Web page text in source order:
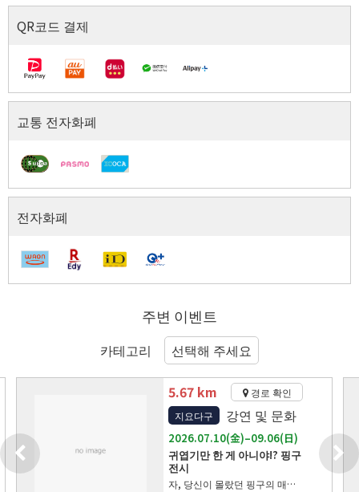
QR코드 결제
교통 전자화폐
전자화폐
주변 이벤트
카테고리
5.67 km
경로 확인
지요다구
강연 및 문화
2026.07.10(金)–09.06(日)
귀엽기만 한 게 아니야!? 핑구
전시
자, 당신이 몰랐던 핑구의 매력을 만나러 가요! YURAKUCHO MUSEUM에서 ‘귀엽기만 한 게 아니라고!? 핑구전’이 개최됩니다. 전 세계가 사랑하는 클레이 애니메이션 ‘핑구’의 매력을 소중한 자료와 체험형 전시를 통해 즐길 수 있는 전시입니다. ‘핑구’는 스위스의 영화감독 Otmar Gutmann가 1980년에 클레이 애니메이션으로 탄생시킨 작품입니다. 펭귄 소년 핑구와 친구들이 펼치는 따뜻하고 유머러스한 이야기는 전 세계에서 사랑받아 왔습니다. 이번 전시는 “놀이공원”을 주제로, 실제 애니메이션 제작에 사용된 소중한 클레이 모델과 초기 스튜디오 기록, 콘티 등 제작 자료를 선보입니다. 핑구의 풍부한 표정, 클레이 특유의 독특한 움직임과 형태, 신기하게 마음이 전해지는 “핑구어” 등, 지금까지 알지 못했던 핑구의 매력을 보고, 만지고, 체험하며 즐길 수 있습니다. 전시는 2026년 7월 10일(금)부터 9월 6일(일)까지. 장소는 도쿄 유라쿠초의 YURAKUCHO MUSEUM입니다. 기간 중에는 휴관 없이 운영하며, 일반 관람 시간은 10:00–18:00, 최종 입장은 17:30입니다. 토·일·공휴일과 7월 10일(금), 8월 10일(월)~14일(금)에는 20:00까지 개관하며, 최종 입장은 19:30입니다. 전시 하이라이트 소중한 클레이 모델과 제작 자료 전시 실제 애니메이션 제작에 사용된 클레이 모델을 비롯해 초기 스튜디오 기록과 콘티 등 귀중한 제작 자료를 전시합니다. 스톱모션 애니메이션만의 섬세한 수작업과 핑구의 세계가 탄생하기까지의 과정을 가까이에서 느낄 수 있습니다. ‘귀엽기만 한 게 아니라고!?’ 핑구의 다채로운 매력 체험 이번 전시는 놀이와 체험을 즐길 수 있는 체험형 전시도 풍성하게 마련했습니다. 희로애락이 전해지는 풍부한 표정, 클레이 애니메이션 특유의 독특한 움직임, 신기하게 감정이 전해지는 “핑구어” 등, 체험을 통해 핑구의 깊은 매력을 맛볼 수 있습니다. 미니어처 사진가·‘미타테’ 작가 다나카 타츠야와의 컬래버레이션 이번 전시는 미니어처 사진가이자 ‘미타테’ 작가인 다나카 타츠야와의 협업도 진행됩니다. 그동안 SNS에서 공개된 핑구 작품 3점을 처음으로 전시하며, 본 전시를 위해 제작되는 신작도 현장에서 선보일 예정입니다. 유쾌한 놀이 감성의 미니어처 표현을 통해 핑구의 새로운 세계를 즐길 수 있습니다. “놀이공원”을 테마로 한 즐거운 전시 공간 전시의 테마는 “놀이공원”입니다. 아이부터 어른까지 모두 즐길 수 있는 분위기 속에서, 핑구의 히스토리와 등장 캐릭터, 작품의 원점을 만나볼 수 있습니다. 향수를 느끼는 분께도, 처음 핑구를 만나는 분께도 추천합니다. 핑구란? ‘핑구’는 스위스에서 탄생한 스톱모션 애니메이션입니다. 1980년에 원형이 되는 테스트 필름이 제작된 이후, 2025년에 45주년을 맞이했습니다. 1990년 이후 TV 시리즈는 전 세계 155개 이상 국가와 지역에서 방영되었으며, 따뜻하고 유머러스한 이야기로 전 세계의 사랑을 받고 있습니다. 이런 분께 추천 핑구를 좋아하는 분, 부모와 아이가 함께 즐길 수 있는 전시를 찾는 분, 클레이 애니메이션이나 캐릭터 전시에 관심 있는 분께 추천합니다. 귀여움에 그치지 않고 표정과 움직임, 제작 비하인드까지 즐길 수 있는 전시입니다. ※전시 기간 중 무휴. ※최종 입장은 폐관 30분 전입니다. ※주말 및 공휴일, 7월 10일(금), 8월 10일(월)~14일(금)에는 20:00까지 개관합니다. ※티켓 요금·판매 정보는 공식 웹사이트를 확인해 주세요. ※전시 내용·개관 시간 등은 변경될 수 있습니다. 최신 정보는 공식 웹사이트를 확인해 주세요. ©2026 JOKER.